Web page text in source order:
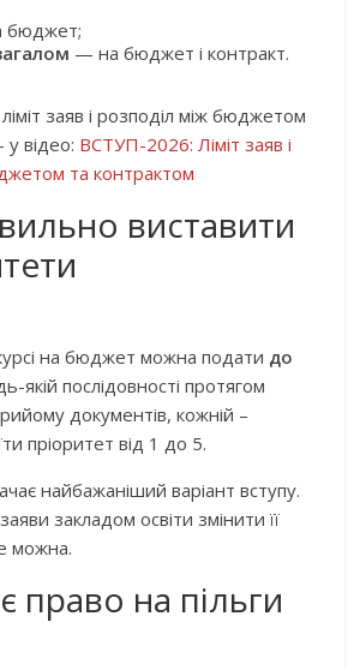
бюджет;
— на бюджет і контракт.
заяв і розподіл між бюджетом
відео: ВСТУП-2026: Ліміт заяв і
та контрактом
виставити
на бюджет можна подати до
якій послідовності протягом
документів, кожній –
пріоритет від 1 до 5.
найбажаніший варіант вступу.
закладом освіти змінити її
можна.
право на пільги